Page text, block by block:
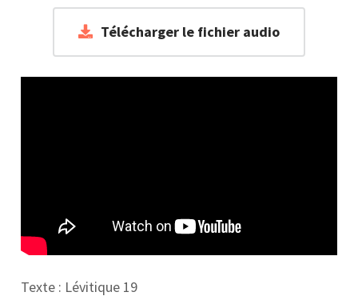
Télécharger le fichier audio
Texte : Lévitique 19